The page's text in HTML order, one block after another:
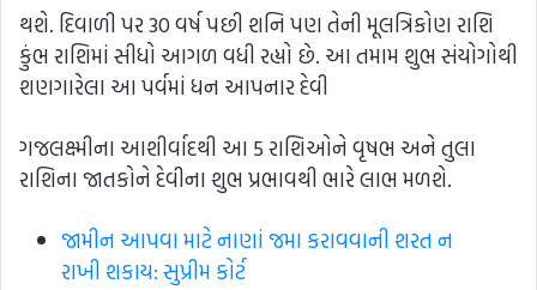
થશે. દિવાળી પર 30 વર્ષ પછી શનિ પણ તેની મૂલત્રિકોણ રાશિ
કુંભ રાશિમાં સીધો આગળ વધી રહ્યો છે. આ તમામ શુભ સંયોગોથી
શણગારેલા આ પર્વમાં ધન આપનાર દેવી
ગજલક્ષ્મીના આશીર્વાદથી આ 5 રાશિઓને વૃષભ અને તુલા
રાશિના જાતકોને દેવીના શુભ પ્રભાવથી ભારે લાભ મળશે.
જામીન આપવા માટે નાણાં જમા કરાવવાની શરત ન
રાખી શકાય: સુપ્રીમ કોર્ટ